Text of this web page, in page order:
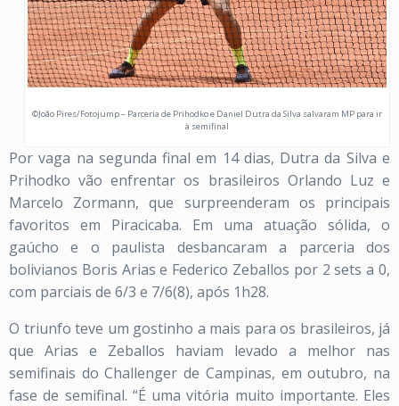
©João Pires/Fotojump – Parceria de Prihodko e Daniel Dutra da Silva salvaram MP para ir
à semifinal
Por vaga na segunda final em 14 dias, Dutra da Silva e
Prihodko vão enfrentar os brasileiros Orlando Luz e
Marcelo Zormann, que surpreenderam os principais
favoritos em Piracicaba. Em uma atuação sólida, o
gaúcho e o paulista desbancaram a parceria dos
bolivianos Boris Arias e Federico Zeballos por 2 sets a 0,
com parciais de 6/3 e 7/6(8), após 1h28.
O triunfo teve um gostinho a mais para os brasileiros, já
que Arias e Zeballos haviam levado a melhor nas
semifinais do Challenger de Campinas, em outubro, na
fase de semifinal. “É uma vitória muito importante. Eles